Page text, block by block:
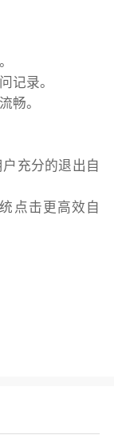
记录。
畅。
充分的退出自
点击更高效自